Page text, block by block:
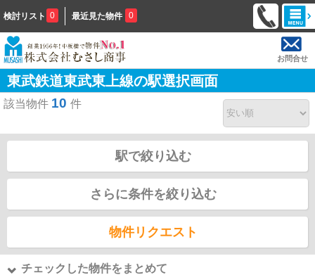
検討リスト 0 最近見た物件 0
お問合せ
東武鉄道東武東上線の駅選択画面
該当物件 10 件
駅で絞り込む
さらに条件を絞り込む
物件リクエスト
チェックした物件をまとめて